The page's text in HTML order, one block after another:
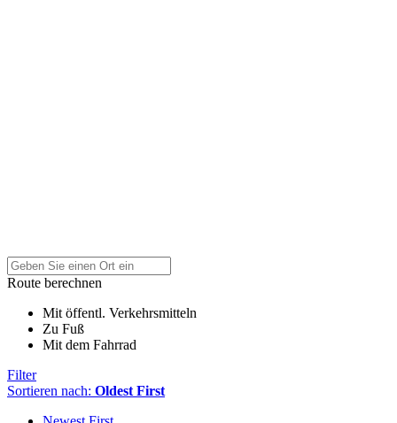
Route berechnen
Mit öffentl. Verkehrsmitteln
Zu Fuß
Mit dem Fahrrad
Filter
Sortieren nach: Oldest First